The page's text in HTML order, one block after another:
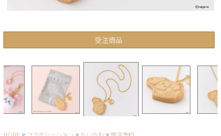
受注商品